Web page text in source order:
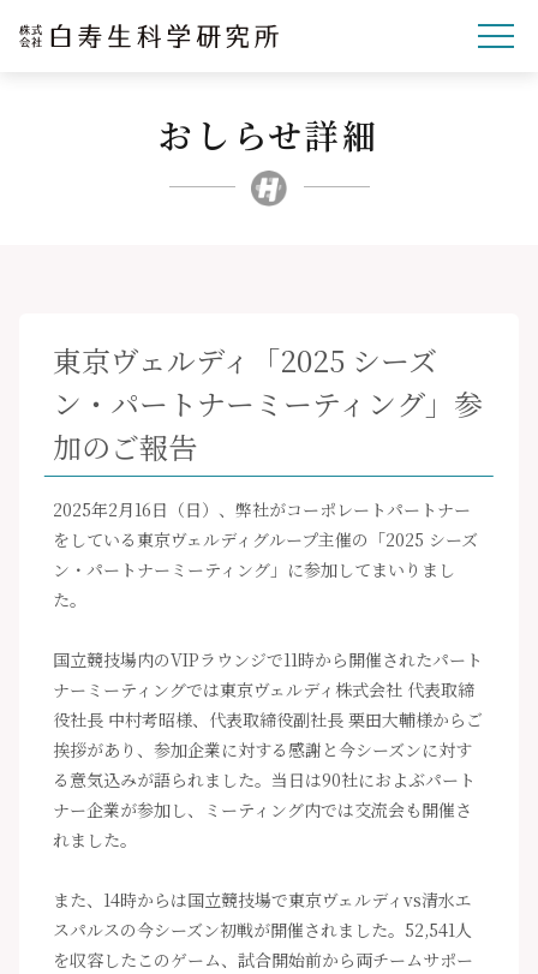
企業理念
研究開発
採用サイト
ニュースリリース
おしらせ詳細
東京ヴェルディ「2025 シーズ
ン・パートナーミーティング」参
加のご報告
2025年2月16日（日）、弊社がコーポレートパートナー
をしている東京ヴェルディグループ主催の「2025 シーズ
ン・パートナーミーティング」に参加してまいりまし
た。
国立競技場内のVIPラウンジで11時から開催されたパート
ナーミーティングでは東京ヴェルディ株式会社 代表取締
役社長 中村考昭様、代表取締役副社長 栗田大輔様からご
挨拶があり、参加企業に対する感謝と今シーズンに対す
る意気込みが語られました。当日は90社におよぶパート
ナー企業が参加し、ミーティング内では交流会も開催さ
れました。
また、14時からは国立競技場で東京ヴェルディvs清水エ
スパルスの今シーズン初戦が開催されました。52,541人
を収容したこのゲーム、試合開始前から両チームサポー